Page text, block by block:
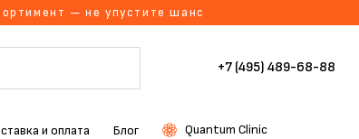
— не упустите шанс
+7 (495) 489-68-88
и оплата Блог Quantum Clinic